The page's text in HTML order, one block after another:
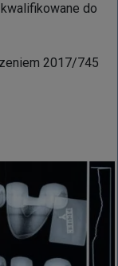
do
2017/745